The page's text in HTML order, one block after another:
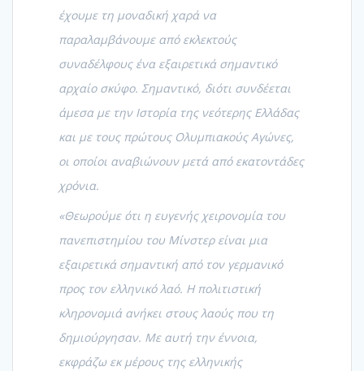
έχουμε τη μοναδική χαρά να
παραλαμβάνουμε από εκλεκτούς
συναδέλφους ένα εξαιρετικά σημαντικό
αρχαίο σκύφο. Σημαντικό, διότι συνδέεται
άμεσα με την Ιστορία της νεότερης Ελλάδας
και με τους πρώτους Ολυμπιακούς Αγώνες,
οι οποίοι αναβιώνουν μετά από εκατοντάδες
χρόνια.
«Θεωρούμε ότι η ευγενής χειρονομία του
πανεπιστημίου του Μίνστερ είναι μια
εξαιρετικά σημαντική από τον γερμανικό
προς τον ελληνικό λαό. Η πολιτιστική
κληρονομιά ανήκει στους λαούς που τη
δημιούργησαν. Με αυτή την έννοια,
εκφράζω εκ μέρους της ελληνικής